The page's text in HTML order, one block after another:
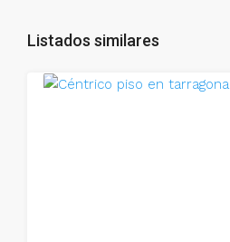
Listados similares